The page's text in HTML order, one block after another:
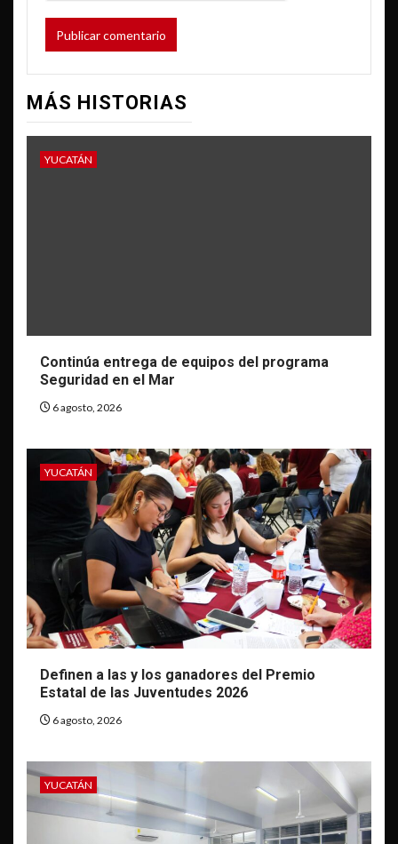
MÁS HISTORIAS
YUCATÁN
Continúa entrega de equipos del programa
Seguridad en el Mar
6 agosto, 2026
YUCATÁN
Definen a las y los ganadores del Premio
Estatal de las Juventudes 2026
6 agosto, 2026
YUCATÁN